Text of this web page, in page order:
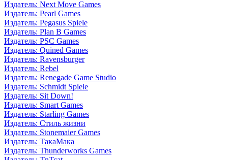
Издатель: Next Move Games
Издатель: Pearl Games
Издатель: Pegasus Spiele
Издатель: Plan B Games
Издатель: PSC Games
Издатель: Quined Games
Издатель: Ravensburger
Издатель: Rebel
Издатель: Renegade Game Studio
Издатель: Schmidt Spiele
Издатель: Sit Down!
Издатель: Smart Games
Издатель: Starling Games
Издатель: Стиль жизни
Издатель: Stonemaier Games
Издатель: ТакаМака
Издатель: Thunderworks Games